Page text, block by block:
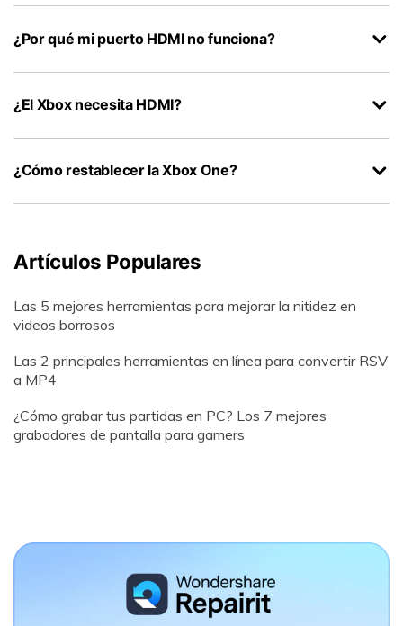
¿Por qué mi puerto HDMI no funciona?
¿El Xbox necesita HDMI?
¿Cómo restablecer la Xbox One?
Artículos Populares
Las 5 mejores herramientas para mejorar la nitidez en
videos borrosos
Las 2 principales herramientas en línea para convertir RSV
a MP4
¿Cómo grabar tus partidas en PC? Los 7 mejores
grabadores de pantalla para gamers